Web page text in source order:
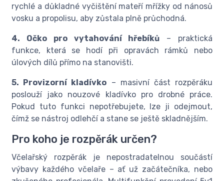
rychlé a důkladné vyčištění mateří mřížky od nánosů
vosku a propolisu, aby zůstala plně průchodná.
4. Očko pro vytahování hřebíků – praktická
funkce, která se hodí při opravách rámků nebo
úlových dílů přímo na stanovišti.
5. Provizorní kladívko – masivní část rozpěráku
poslouží jako nouzové kladívko pro drobné práce.
Pokud tuto funkci nepotřebujete, lze ji odejmout,
čímž se nástroj odlehčí a stane se ještě skladnějším.
Pro koho je rozpěrák určen?
Včelařský rozpěrák je nepostradatelnou součástí
výbavy každého včelaře – ať už začátečníka, nebo